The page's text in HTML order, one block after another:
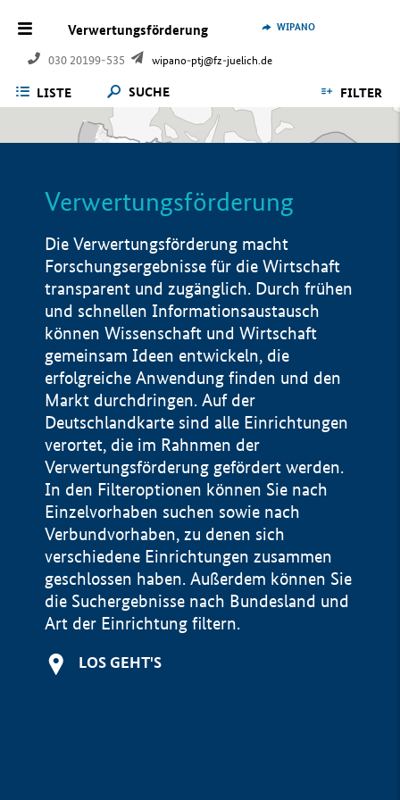
Verwertungsförderung
030 20199-535 wipano-ptj@fz-juelich.de
WIPANO
LISTE SUCHE FILTER
Verwertungsförderung
Die Verwertungsförderung macht
Forschungsergebnisse für die Wirtschaft
transparent und zugänglich. Durch frühen
und schnellen Informationsaustausch
können Wissenschaft und Wirtschaft
gemeinsam Ideen entwickeln, die
erfolgreiche Anwendung finden und den
Markt durchdringen. Auf der
Deutschlandkarte sind alle Einrichtungen
verortet, die im Rahnmen der
Verwertungsförderung gefördert werden.
In den Filteroptionen können Sie nach
Einzelvorhaben suchen sowie nach
Verbundvorhaben, zu denen sich
verschiedene Einrichtungen zusammen
geschlossen haben. Außerdem können Sie
die Suchergebnisse nach Bundesland und
Art der Einrichtung filtern.
LOS GEHT'S